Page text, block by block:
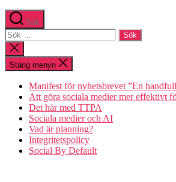
Sök
Sök
efter:
Stäng
sökningen
Stäng menyn
Manifest för nyhetsbrevet ”En
Att göra sociala medier mer effektivt
Det här med TTPA
Sociala medier och AI
Vad är planning?
Integritetspolicy
Social By Default